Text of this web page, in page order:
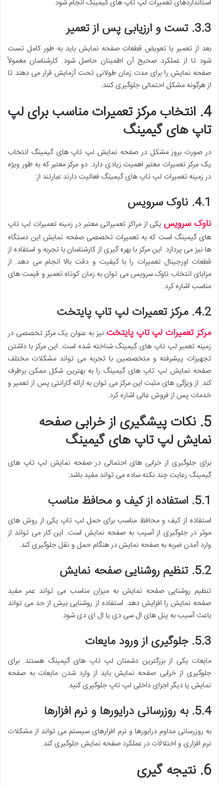
استانداردهای تعمیرات لپ تاپ های گیمینگ انجام شود.
3.3. تست و ارزیابی پس از تعمیر
بعد از تعمیر یا تعویض قطعات صفحه نمایش باید به طور کامل تست
شود تا از عملکرد صحیح آن اطمینان حاصل شود. کارشناسان معمولاً
صفحه نمایش را برای مدت زمان طولانی تحت آزمایش قرار می دهند تا
از هرگونه مشکل احتمالی جلوگیری کنند.
4. انتخاب مرکز تعمیرات مناسب برای لپ
تاپ های گیمینگ
در صورت بروز مشکل در صفحه نمایش لپ تاپ های گیمینگ انتخاب
یک مرکز تعمیرات معتبر اهمیت زیادی دارد. دو مرکز معتبر که به طور ویژه
در زمینه تعمیرات لپ تاپ های گیمینگ فعالیت دارند عبارتند از:
4.1. ناوک سرویس
ناوک سرویسیکی از مراکز تعمیراتی معتبر در زمینه تعمیرات لپ تاپ
های گیمینگ است که به تعمیرات تخصصی صفحه نمایش این دستگاه
ها نیز می پردازد. این مرکز با بهره گیری از کارشناسان با تجربه و استفاده از
قطعات اورجینال تعمیرات را با کیفیت و دقت بالا انجام می دهد. از
مزایای انتخاب ناوک سرویس می توان به زمان کوتاه تعمیر و قیمت های
مناسب اشاره کرد.
4.2. مرکز تعمیرات لپ تاپ پایتخت
مرکز تعمیرات لپ تاپ پایتخت نیز به عنوان یک مرکز تخصصی در
زمینه تعمیر لپ تاپ های گیمینگ شناخته شده است. این مرکز با داشتن
تجهیزات پیشرفته و متخصصین با تجربه می تواند مشکلات مختلف
صفحه نمایش لپ تاپ های گیمینگ را به بهترین شکل ممکن برطرف
کند. از ویژگی های مثبت این مرکز می توان به ارائه گارانتی پس از تعمیر و
خدمات پس از فروش عالی اشاره کرد.
5. نکات پیشگیری از خرابی صفحه
نمایش لپ تاپ های گیمینگ
برای جلوگیری از خرابی های احتمالی در صفحه نمایش لپ تاپ های
گیمینگ رعایت چند نکته ساده می تواند مفید باشد:
5.1. استفاده از کیف و محافظ مناسب
استفاده از کیف و محافظ مناسب برای حمل لپ تاپ یکی از روش های
موثر در جلوگیری از آسیب به صفحه نمایش است. این کار می تواند از
وارد آمدن ضربه به صفحه نمایش در هنگام حمل و نقل جلوگیری کند.
5.2. تنظیم روشنایی صفحه نمایش
تنظیم روشنایی صفحه نمایش به میزان مناسب می تواند عمر مفید
صفحه نمایش را افزایش دهد. استفاده از روشنایی بیش از حد می تواند
باعث آسیب به پنل های ال سی دی یا ال ای دی شود.
5.3. جلوگیری از ورود مایعات
مایعات یکی از بزرگترین دشمنان لپ تاپ های گیمینگ هستند. برای
جلوگیری از خرابی صفحه نمایش باید از وارد شدن مایعات به صفحه
نمایش یا دیگر اجزای داخلی لپ تاپ جلوگیری کنید.
5.4. به روزرسانی درایورها و نرم افزارها
به روزرسانی مداوم درایورها و نرم افزارهای سیستم می تواند از مشکلات
نرم افزاری و اختلالات در عملکرد صفحه نمایش جلوگیری کند.
6. نتیجه گیری